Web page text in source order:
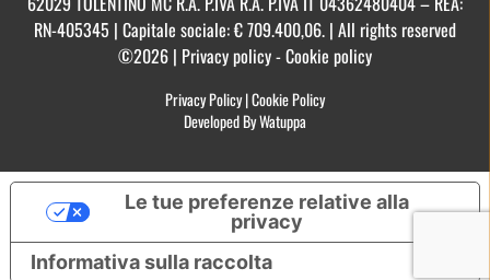
RN-405345 | Capitale sociale: € 709.400,06. | All rights reserved
©2026 | Privacy policy - Cookie policy
Privacy Policy|Cookie Policy
Developed By Watuppa
Informativa sulla raccolta
Le tue preferenze relative alla
privacy